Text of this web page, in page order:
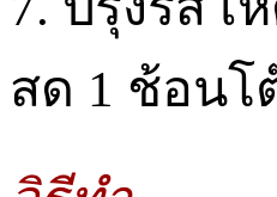
สด 1 ช้อนโ